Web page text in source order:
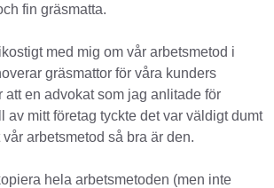
fin gräsmatta.
med mig om vår arbetsmetod i
gräsmattor för våra kunders
att en advokat som jag anlitade för
av mitt företag tyckte det var väldigt dumt
arbetsmetod så bra är den.
hela arbetsmetoden (men inte